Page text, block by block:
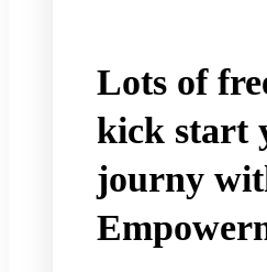
Lots of
kick start
journy